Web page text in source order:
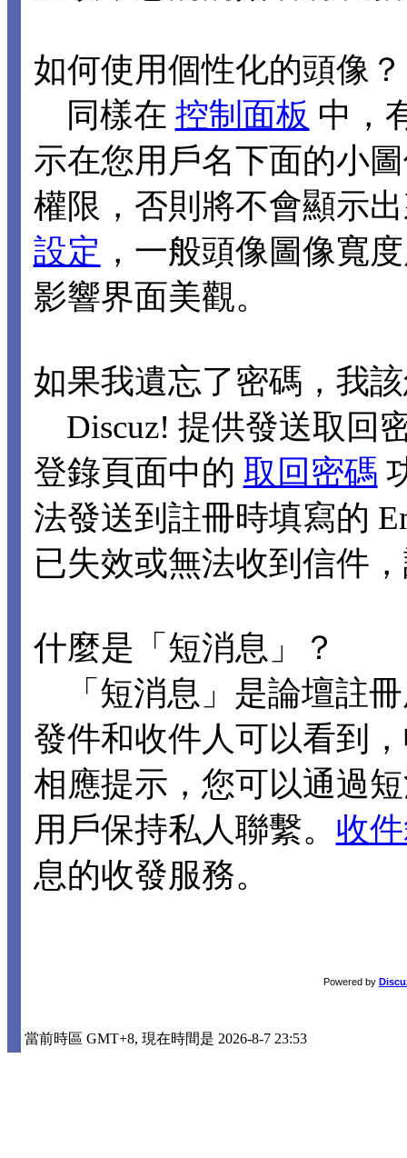
如何使用個性化的頭像？
同樣在 控制面板 中，
示在您用戶名下面的小
權限，否則將不會顯示
設定 ，一般頭像圖像寬
影響界面美觀。
如果我遺忘了密碼，我
Discuz! 提供發送取回
登錄頁面中的 取回密碼
法發送到註冊時填寫的
已失效或無法收到信件
什麼是「短消息」？
「短消息」是論壇註
發件和收件人可以看到
相應提示，您可以通過
用戶保持私人聯繫。 收
息的收發服務。
Powered by
當前時區 GMT+8, 現在時間是 2026-8-7 23:53